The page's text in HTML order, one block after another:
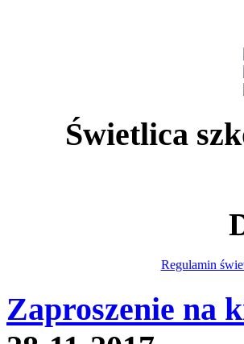
Świetlica
Regulamin
Zaproszenie na